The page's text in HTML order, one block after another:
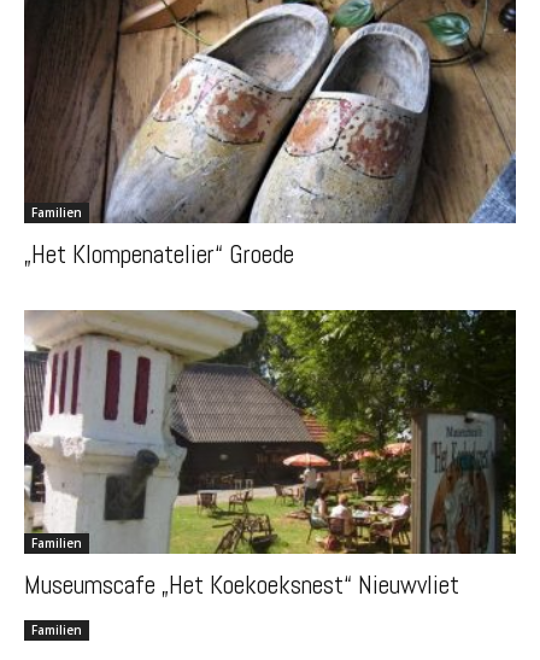
Familien
„Het Klompenatelier“ Groede
Familien
Museumscafe „Het Koekoeksnest“ Nieuwvliet
Familien